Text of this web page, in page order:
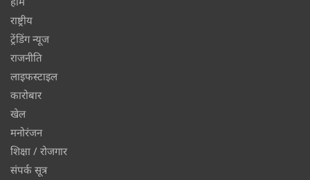
राष्ट्रीय
ट्रेंडिंग न्यूज
राजनीति
लाइफस्टाइल
कारोबार
खेल
मनोरंजन
शिक्षा / रोजगार
संपर्क सूत्र